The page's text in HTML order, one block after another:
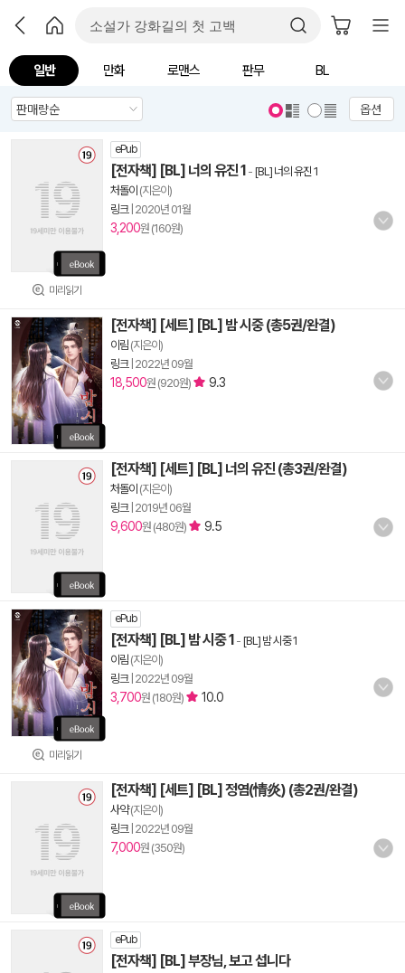
일반 만화 로맨스 판무 BL
옵션
미리읽기
ePub
[전자책] [BL] 너의 유진 1 - [BL] 너의 유진 1
처돌이 (지은이)
링크| 2020년 01월
3,200원 (160원)
[전자책] [세트] [BL] 밤 시중 (총5권/완결)
이림 (지은이)
링크| 2022년 09월
18,500원 (920원) 9.3
[전자책] [세트] [BL] 너의 유진 (총3권/완결)
처돌이 (지은이)
링크| 2019년 06월
9,600원 (480원) 9.5
미리읽기
ePub
[전자책] [BL] 밤 시중 1 - [BL] 밤 시중 1
이림 (지은이)
링크| 2022년 09월
3,700원 (180원) 10.0
[전자책] [세트] [BL] 정염(情炎) (총2권/완결)
사약(지은이)
링크| 2022년 09월
7,000원 (350원)
ePub
[전자책] [BL] 부장님, 보고 섭니다